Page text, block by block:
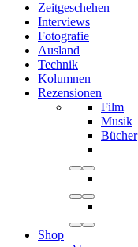
Zeitgeschehen
Interviews
Fotografie
Ausland
Technik
Kolumnen
Rezensionen
Film
Musik
Bücher
Shop